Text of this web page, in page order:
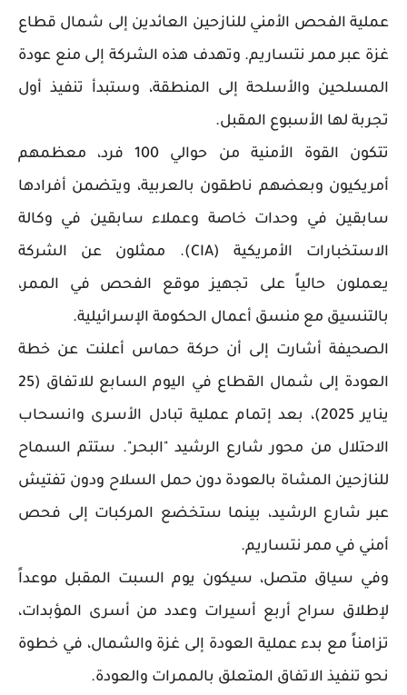
عملية الفحص الأمني للنازحين العائدين إلى شمال قطاع
غزة عبر ممر نتساريم. وتهدف هذه الشركة إلى منع عودة
المسلحين والأسلحة إلى المنطقة، وستبدأ تنفيذ أول
تجربة لها الأسبوع المقبل.
تتكون القوة الأمنية من حوالي 100 فرد، معظمهم
أمريكيون وبعضهم ناطقون بالعربية، ويتضمن أفرادها
سابقين في وحدات خاصة وعملاء سابقين في وكالة
الاستخبارات الأمريكية (CIA). ممثلون عن الشركة
يعملون حالياً على تجهيز موقع الفحص في الممر،
بالتنسيق مع منسق أعمال الحكومة الإسرائيلية.
الصحيفة أشارت إلى أن حركة حماس أعلنت عن خطة
العودة إلى شمال القطاع في اليوم السابع للاتفاق (25
يناير 2025)، بعد إتمام عملية تبادل الأسرى وانسحاب
الاحتلال من محور شارع الرشيد "البحر". ستتم السماح
للنازحين المشاة بالعودة دون حمل السلاح ودون تفتيش
عبر شارع الرشيد، بينما ستخضع المركبات إلى فحص
أمني في ممر نتساريم.
وفي سياق متصل، سيكون يوم السبت المقبل موعداً
لإطلاق سراح أربع أسيرات وعدد من أسرى المؤبدات،
تزامناً مع بدء عملية العودة إلى غزة والشمال، في خطوة
نحو تنفيذ الاتفاق المتعلق بالممرات والعودة.